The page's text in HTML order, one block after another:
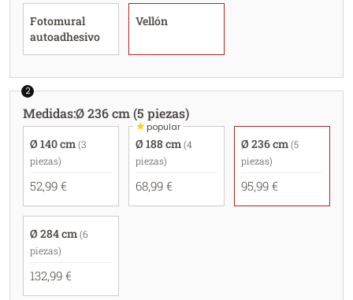
Fotomural
autoadhesivo
Vellón
2
Medidas:Ø 236 cm (5 piezas)
Ø 140 cm (3
piezas)
52,99 €
★popular
Ø 188 cm (4
piezas)
68,99 €
Ø 236 cm (5
piezas)
95,99 €
Ø 284 cm (6
piezas)
132,99 €